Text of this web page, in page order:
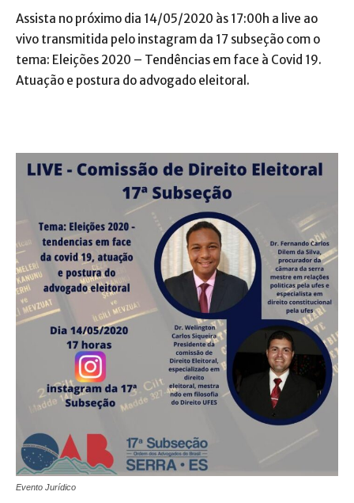
Assista no próximo dia 14/05/2020 às 17:00h a live ao
vivo transmitida pelo instagram da 17 subseção com o
tema: Eleições 2020 – Tendências em face à Covid 19.
Atuação e postura do advogado eleitoral.
Evento Jurídico